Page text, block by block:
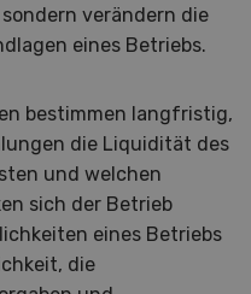
verändern die
eines Betriebs.
bestimmen langfristig,
die Liquidität des
und welchen
sich der Betrieb
eines Betriebs
die